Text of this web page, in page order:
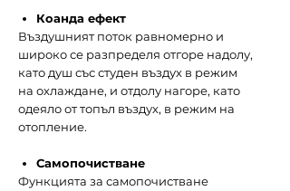
Коанда ефект
Въздушният поток равномерно и
широко се разпределя отгоре надолу,
като душ със студен въздух в режим
на охлаждане, и отдолу нагоре, като
одеяло от топъл въздух, в режим на
отопление.
Самопочистване
Функцията за самопочистване